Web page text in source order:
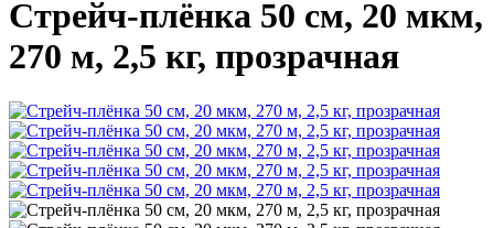
Стрейч-плёнка 50 см, 20 мкм,
270 м, 2,5 кг, прозрачная